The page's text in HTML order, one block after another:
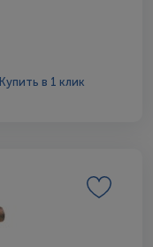
Купить в 1 клик